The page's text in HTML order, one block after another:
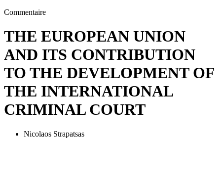
Commentaire
THE EUROPEAN UNION
AND ITS CONTRIBUTION
TO THE DEVELOPMENT OF
THE INTERNATIONAL
CRIMINAL COURT
Nicolaos Strapatsas